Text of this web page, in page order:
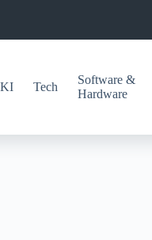
KI Tech
Software &
Hardware